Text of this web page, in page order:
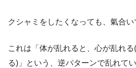
クシャミをしたくなっても、氣合い
これは「体が乱れると、心が乱れ
る)」という、逆パターンで乱れて